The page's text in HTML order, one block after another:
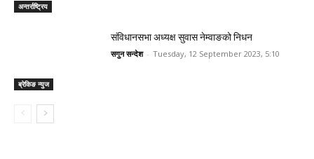
अन्तर्राष्ट्रिय
ब्रेकिङ न्युज
संविधानसभा अध्यक्ष सुवास नेम्वाङको निधन
सगुन सन्देश - Tuesday, 12 September 2023, 5:10